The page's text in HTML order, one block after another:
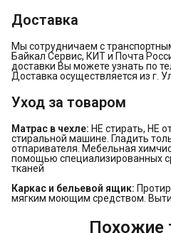
Доставка
Мы сотрудничаем с
Байкал Сервис, КИТ и Почта
доставки Вы можете узнать по
Доставка осуществляется из г.
Уход за товаром
Матрас в чехле: НЕ стирать, НЕ
стиральной машине. Гладить
отпаривателя. Мебельная
помощью специализированных
тканей
Каркас и бельевой ящик:
мягким моющим средством.
Похожие